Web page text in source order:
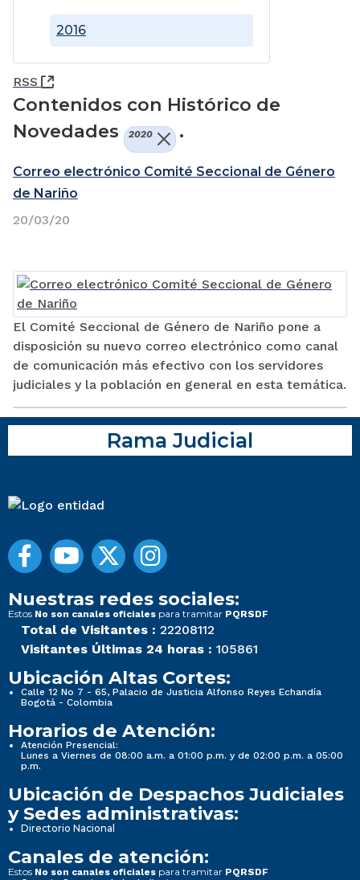
2016
RSS (Abre una nueva ventana)
Contenidos con Histórico de
Novedades
2020 .
Correo electrónico Comité Seccional de Género
de Nariño
El Comité Seccional de Género de Nariño pone a
disposición su nuevo correo electrónico como canal
de comunicación más efectivo con los servidores
judiciales y la población en general en esta temática.
20/03/20
Rama Judicial
Nuestras redes sociales:
Estos No son canales oficiales para tramitar PQRSDF
Total de Visitantes : 22208112
Visitantes Últimas 24 horas : 105861
Ubicación Altas Cortes:
Calle 12 No 7 - 65, Palacio de Justicia Alfonso Reyes Echandía
Bogotá - Colombia
Horarios de Atención:
Atención Presencial:
Lunes a Viernes de 08:00 a.m. a 01:00 p.m. y de 02:00 p.m. a 05:00
p.m.
Ubicación de Despachos Judiciales
y Sedes administrativas:
Directorio Nacional
Canales de atención:
Estos No son canales oficiales para tramitar PQRSDF